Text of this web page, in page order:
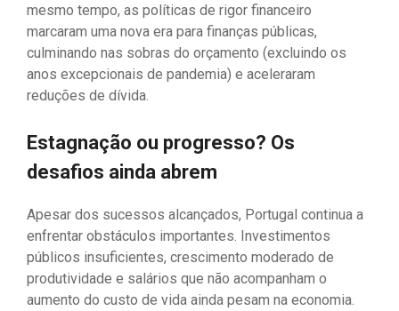
mesmo tempo, as políticas de rigor financeiro
marcaram uma nova era para finanças públicas,
culminando nas sobras do orçamento (excluindo os
anos excepcionais de pandemia) e aceleraram
reduções de dívida.
Estagnação ou progresso? Os
desafios ainda abrem
Apesar dos sucessos alcançados, Portugal continua a
enfrentar obstáculos importantes. Investimentos
públicos insuficientes, crescimento moderado de
produtividade e salários que não acompanham o
aumento do custo de vida ainda pesam na economia.